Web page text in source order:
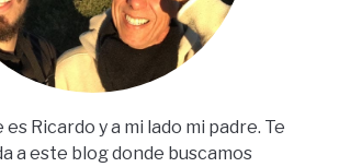
Ricardo y a mi lado mi padre. Te
a este blog donde buscamos